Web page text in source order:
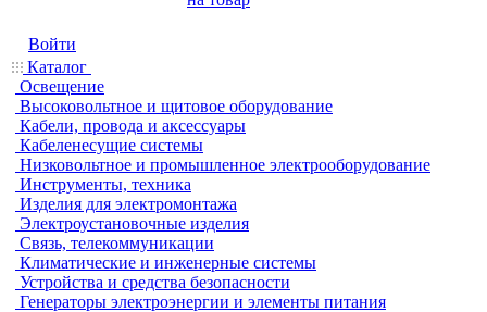
Войти
Каталог
Освещение
Высоковольтное и щитовое оборудование
Кабели, провода и аксессуары
Кабеленесущие системы
Низковольтное и промышленное электрооборудование
Инструменты, техника
Изделия для электромонтажа
Электроустановочные изделия
Связь, телекоммуникации
Климатические и инженерные системы
Устройства и средства безопасности
Генераторы электроэнергии и элементы питания